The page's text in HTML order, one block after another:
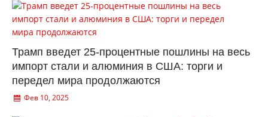
Трамп введет 25-процентные пошлины на весь
импорт стали и алюминия в США: торги и
передел мира продолжаются
Фев 10, 2025